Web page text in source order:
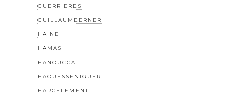
GUERRIERES
GUILLAUMEERNER
HAINE
HAMAS
HANOUCCA
HAOUESSENIGUER
HARCELEMENT